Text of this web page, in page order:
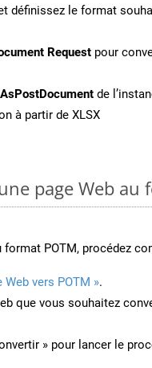
définissez le format
Request pour
de
à partir de XLSX
page Web au
format POTM, procédez
Web vers POTM ».
que vous souhaitez
» pour lancer le